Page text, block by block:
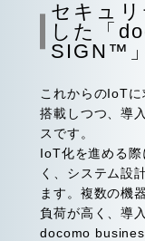
セキュ
した「
SIGN™」
これからのIoT
搭載しつつ、導
スです。
IoT化を進める
く、システム設
ます。複数の機
負荷が高く、導
docomo